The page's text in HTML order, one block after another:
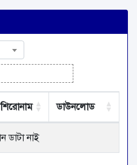
শিরোনাম ডাউনলোড
ডাটা নাই